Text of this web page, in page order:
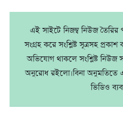
এই সাইটে নিজম্ব নিউজ তৈরির
সংগ্রহ করে সংশ্লিষ্ট সূত্রসহ
অভিযোগ থাকলে সংশ্লিষ্ট নিউজ
অনুরোধ রইলো।বিনা অনুমতিতে
ভিডিও